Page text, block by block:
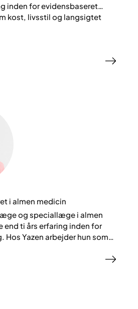
inden for evidensbaseret
kost, livsstil og langsigtet
i almen medicin
og speciallæge i almen
end ti års erfaring inden for
Yazen arbejder hun som
for både vores patienter og